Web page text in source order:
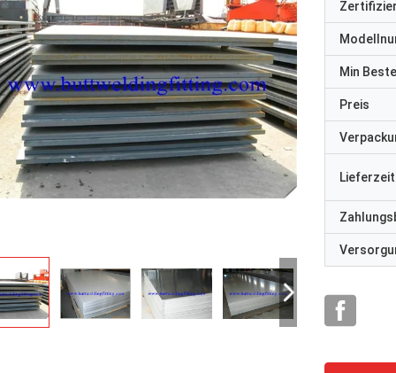
Min
Preis
Lieferzeit